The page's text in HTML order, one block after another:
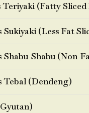
(Fatty Sliced
(Less Fat
Shabu (Non-
Tebal (Dendeng)